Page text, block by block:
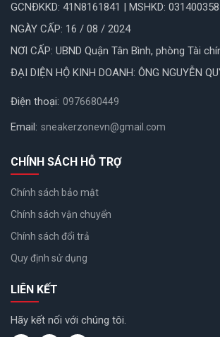
GCNĐKKD: 41N8161841 | MSHKD:
NGÀY CẤP: 16 / 08 / 2024
NƠI CẤP: UBND Quận Tân Bình, phòng Tài
ĐẠI DIỆN HỘ KINH DOANH: ÔNG NGUYỄN
Điện thoại: 0976680449
Email: sneakerzonevn@gmail.com
CHÍNH SÁCH HỖ TRỢ
Chính sách bảo mật
Chính sách vận chuyển
Chính sách đổi trả
Quy định sử dụng
LIÊN KẾT
Hãy kết nối với chúng tôi.